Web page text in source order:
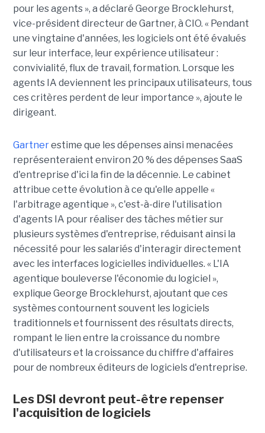
pour les agents », a déclaré George Brocklehurst,
vice-président directeur de Gartner, à CIO. « Pendant
une vingtaine d'années, les logiciels ont été évalués
sur leur interface, leur expérience utilisateur :
convivialité, flux de travail, formation. Lorsque les
agents IA deviennent les principaux utilisateurs, tous
ces critères perdent de leur importance », ajoute le
dirigeant.
Gartnerestime que les dépenses ainsi menacées
représenteraient environ 20 % des dépenses SaaS
d'entreprise d'ici la fin de la décennie. Le cabinet
attribue cette évolution à ce qu'elle appelle «
l'arbitrage agentique », c'est-à-dire l'utilisation
d'agents IA pour réaliser des tâches métier sur
plusieurs systèmes d'entreprise, réduisant ainsi la
nécessité pour les salariés d'interagir directement
avec les interfaces logicielles individuelles. « L'IA
agentique bouleverse l'économie du logiciel »,
explique George Brocklehurst, ajoutant que ces
systèmes contournent souvent les logiciels
traditionnels et fournissent des résultats directs,
rompant le lien entre la croissance du nombre
d'utilisateurs et la croissance du chiffre d'affaires
pour de nombreux éditeurs de logiciels d'entreprise.
Les DSI devront peut-être repenser
l'acquisition de logiciels